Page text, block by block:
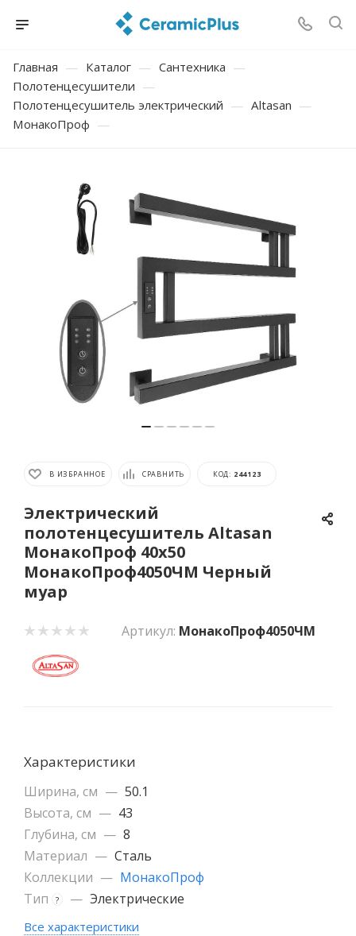
Главная — Каталог — Сантехника —
Полотенцесушители —
Полотенцесушитель электрический — Altasan —
МонакоПроф —
В ИЗБРАННОЕ СРАВНИТЬ КОД: 244123
Электрический
полотенцесушитель Altasan
МонакоПроф 40х50
МонакоПроф4050ЧМ Черный
муар
Артикул: МонакоПроф4050ЧМ
Характеристики
Ширина, см — 50.1
Высота, см — 43
Глубина, см — 8
Материал — Сталь
Коллекции — МонакоПроф
Тип
? — Электрические
Все характеристики